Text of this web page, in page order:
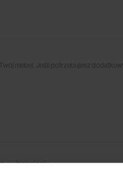
mebel. Jeśli potrzebujesz
wybarwieniu.